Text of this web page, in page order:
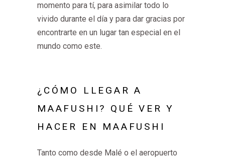
momento para tí, para asimilar todo lo
vivido durante el día y para dar gracias por
encontrarte en un lugar tan especial en el
mundo como este.
¿CÓMO LLEGAR A
MAAFUSHI? QUÉ VER Y
HACER EN MAAFUSHI
Tanto como desde Malé o el aeropuerto